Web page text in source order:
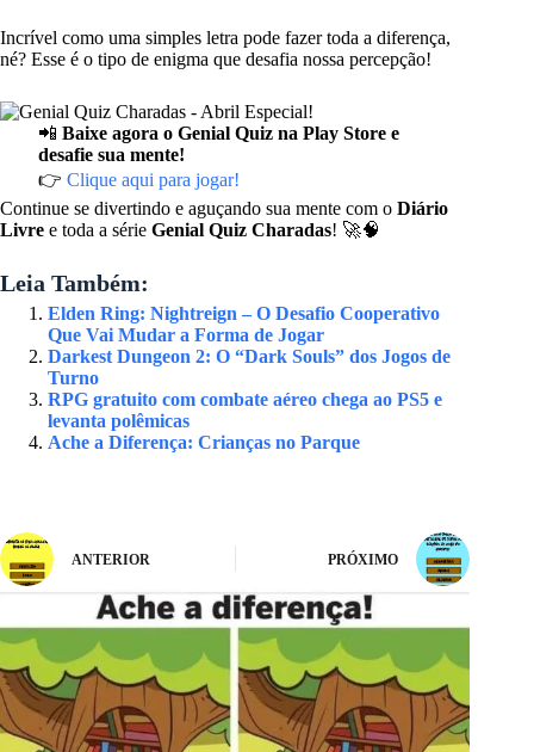
Incrível como uma simples letra pode fazer toda a diferença,
né? Esse é o tipo de enigma que desafia nossa percepção!
📲 Baixe agora o Genial Quiz na Play Store e
desafie sua mente!
👉 Clique aqui para jogar!
Continue se divertindo e aguçando sua mente com o Diário
Livre e toda a série Genial Quiz Charadas! 🚀🧠
Leia Também:
Elden Ring: Nightreign – O Desafio Cooperativo
Que Vai Mudar a Forma de Jogar
Darkest Dungeon 2: O “Dark Souls” dos Jogos de
Turno
RPG gratuito com combate aéreo chega ao PS5 e
levanta polêmicas
Ache a Diferença: Crianças no Parque
ANTERIOR PRÓXIMO